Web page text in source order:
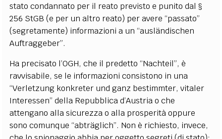
stato condannato per il reato previsto e punito dal §
256 StGB (e per un altro reato) per avere “passato”
(segretamente) informazioni a un “ausländischen
Auftraggeber”.
Ha precisato l’OGH, che il predetto “Nachteil”, è
ravvisabile, se le informazioni consistono in una
“Verletzung konkreter und ganz bestimmter, vitaler
Interessen” della Repubblica d’Austria o che
attengano alla sicurezza o alla prosperità oppure
sono comunque “abträglich”. Non è richiesto, invece,